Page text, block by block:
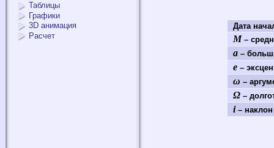
Таблицы
Графики
3D анимация
Расчет
Дата
M –
a–
e–
ω –
Ω–
i– наклон